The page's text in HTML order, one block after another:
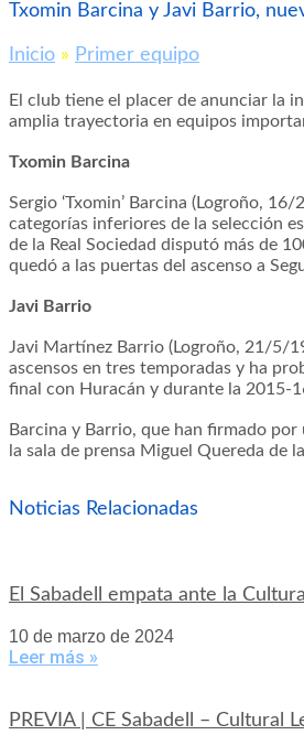
Txomin Barcina y Javi Barrio,
Inicio » Primer equipo
El club tiene el placer de anunciar la
amplia trayectoria en equipos
Txomin Barcina
Sergio ‘Txomin’ Barcina (Logroño,
categorías inferiores de la selección
de la Real Sociedad disputó más de
quedó a las puertas del ascenso a
Javi Barrio
Javi Martínez Barrio (Logroño, 21/5/
ascensos en tres temporadas y ha
final con Huracán y durante la 2015-
Barcina y Barrio, que han firmado
la sala de prensa Miguel Quereda de
Noticias Relacionadas
El Sabadell empata ante la
10 de marzo de 2024
Leer más »
PREVIA | CE Sabadell – Cultural